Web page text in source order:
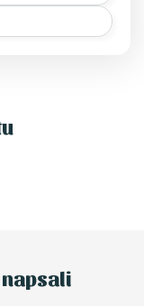
napsali